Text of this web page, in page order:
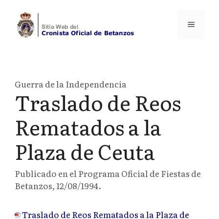
contenido
Menú
Guerra de la Independencia
Traslado de Reos
Rematados a la
Plaza de Ceuta
Publicado en el Programa Oficial de Fiestas de
Betanzos, 12/08/1994.
Traslado de Reos Rematados a la Plaza de